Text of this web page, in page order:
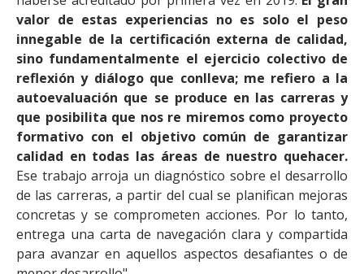
valor de estas experiencias no es solo el peso
innegable de la certificación externa de calidad,
sino fundamentalmente el ejercicio colectivo de
reflexión y diálogo que conlleva; me refiero a la
autoevaluación que se produce en las carreras y
que posibilita que nos re miremos como proyecto
formativo con el objetivo común de garantizar
calidad en todas las áreas de nuestro quehacer.
Ese trabajo arroja un diagnóstico sobre el desarrollo
de las carreras, a partir del cual se planifican mejoras
concretas y se comprometen acciones. Por lo tanto,
entrega una carta de navegación clara y compartida
para avanzar en aquellos aspectos desafiantes o de